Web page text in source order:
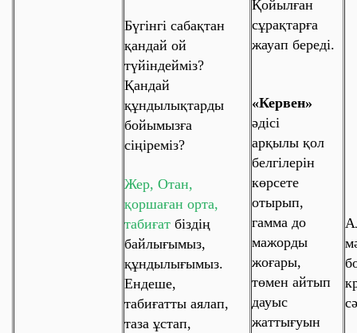
Бүгінгі сабақтан
қандай ой
түйіндейміз?
Қандай
құндылықтарды
бойымызға
сіңіреміз?
Жер, Отан,
қоршаған орта,
табиғат біздің
байлығымыз,
құндылығымыз.
Ендеше,
табиғатты аялап,
таза ұстап,
Қойылған
сұрақтарға
жауап береді.
«Кервен»
әдісі
арқылы қол
белгілерін
көрсете
отырып,
гамма до
мажорды
жоғары,
төмен айтып
дауыс
жаттығуын